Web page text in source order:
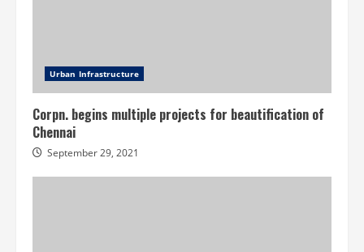
Urban Infrastructure
Corpn. begins multiple projects for beautification of
Chennai
September 29, 2021